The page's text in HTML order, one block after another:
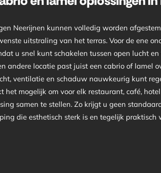
Neerijnen kunnen volledig worden
uitstraling van het terras. Voor de ene
u snel kunt schakelen tussen open lucht
andere locatie past juist een cabrio of lamel
ventilatie en schaduw nauwkeurig kunt
het mogelijk om voor elk restaurant, café,
samen te stellen. Zo krijgt u geen
die esthetisch sterk is en tegelijk praktisch